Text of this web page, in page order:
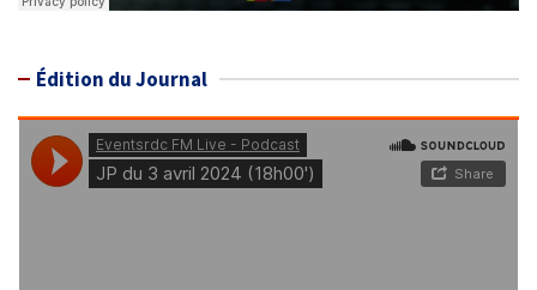
Édition du Journal